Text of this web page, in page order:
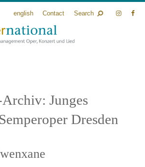
english Contact Search
Junges
Dresden